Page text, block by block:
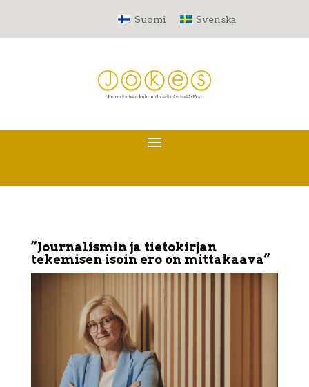
Suomi Svenska
”Journalismin ja tietokirjan
tekemisen isoin ero on mittakaava”